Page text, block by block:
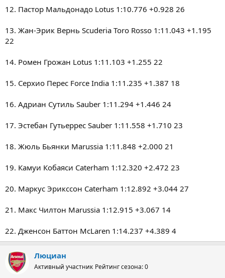
12. Пастор Мальдонадо Lotus 1:10.776 +0.928 26
13. Жан-Эрик Вернь Scuderia Toro Rosso 1:11.043 +1.195
22
14. Ромен Грожан Lotus 1:11.103 +1.255 22
15. Серхио Перес Force India 1:11.235 +1.387 18
16. Адриан Сутиль Sauber 1:11.294 +1.446 24
17. Эстебан Гутьеррес Sauber 1:11.558 +1.710 23
18. Жюль Бьянки Marussia 1:11.848 +2.000 21
19. Камуи Кобаяси Caterham 1:12.320 +2.472 23
20. Маркус Эрикссон Caterham 1:12.892 +3.044 27
21. Макс Чилтон Marussia 1:12.915 +3.067 14
22. Дженсон Баттон McLaren 1:14.237 +4.389 4
Люциан
Активный участник Рейтинг сезона: 0